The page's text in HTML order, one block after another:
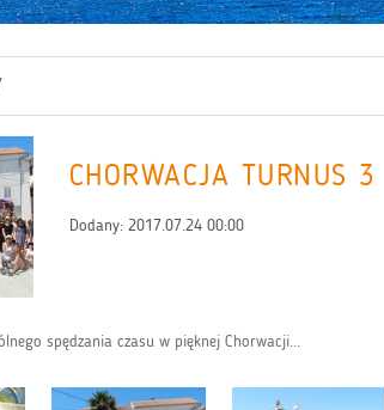
CHORWACJA TURNUS 3
Dodany: 2017.07.24 00:00
spędzania czasu w pięknej Chorwacji...